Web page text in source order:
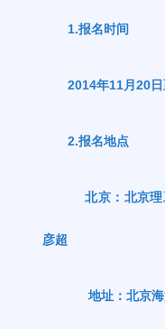
1.报名时间
2014年11月20
2.报名地点
北京：北京理
彦超
地址：北京海